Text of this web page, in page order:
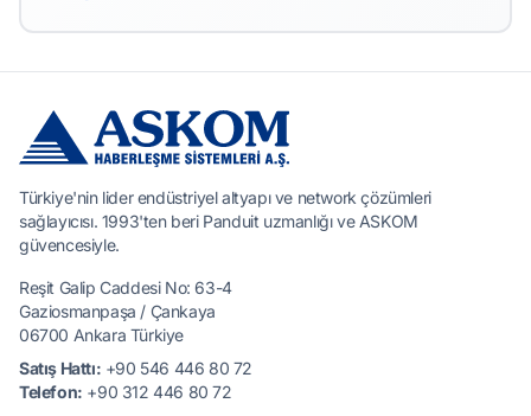
Türkiye'nin lider endüstriyel altyapı ve network çözümleri
sağlayıcısı. 1993'ten beri Panduit uzmanlığı ve ASKOM
güvencesiyle.
Reşit Galip Caddesi No: 63-4
Gaziosmanpaşa / Çankaya
06700 Ankara Türkiye
Satış Hattı: +90 546 446 80 72
Telefon: +90 312 446 80 72